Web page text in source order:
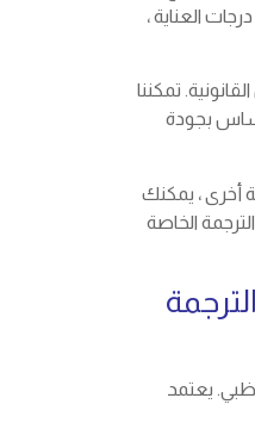
العناية ،
تمكننا
بجودة
أخرى ، يمكنك
الخاصة
ظبي. يعتمد